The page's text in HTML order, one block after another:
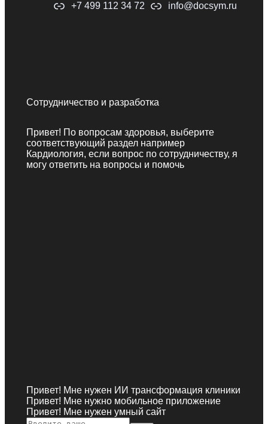
+7 499 112 34 72
info@docsym.ru
Сотрудничество и разработка
Привет! По вопросам здоровья, выберите
соответствующий раздел например
Кардиология, если вопрос по сотрудничеству, я
могу ответить на вопросы и помочь
Привет! Мне нужен ИИ трансформация клиники
Привет! Мне нужно мобильное приложение
Привет! Мне нужен умный сайт